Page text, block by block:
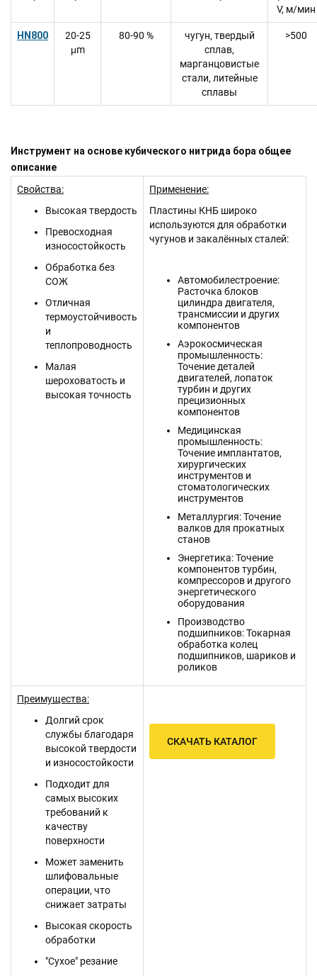
V, м/мин
HN800
20-25
μm
80-90 %
чугун, твердый
сплав,
марганцовистые
стали, литейные
сплавы
>500
Инструмент на основе кубического нитрида бора общее
описание
Свойства:
Высокая твердость
Превосходная
износостойкость
Обработка без
СОЖ
Отличная
термоустойчивость
и
теплопроводность
Малая
шероховатость и
высокая точность
Применение:
Пластины КНБ широко
используются для обработки
чугунов и закалённых сталей:
Автомобилестроение:
Расточка блоков
цилиндра двигателя,
трансмиссии и других
компонентов
Аэрокосмическая
промышленность:
Точение деталей
двигателей, лопаток
турбин и других
прецизионных
компонентов
Медицинская
промышленность:
Точение имплантатов,
хирургических
инструментов и
стоматологических
инструментов
Металлургия: Точение
валков для прокатных
станов
Энергетика: Точение
компонентов турбин,
компрессоров и другого
энергетического
оборудования
Производство
подшипников: Токарная
обработка колец
подшипников, шариков и
роликов
Преимущества:
Долгий срок
службы благодаря
высокой твердости
и износостойкости
Подходит для
самых высоких
требований к
качеству
поверхности
Может заменить
шлифовальные
операции, что
снижает затраты
Высокая скорость
обработки
"Сухое" резание
СКАЧАТЬ КАТАЛОГ